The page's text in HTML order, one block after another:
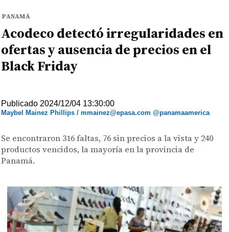
PANAMÁ
Acodeco detectó irregularidades en
ofertas y ausencia de precios en el
Black Friday
Publicado 2024/12/04 13:30:00
Maybel Mainez Phillips / mmainez@epasa.com @panamaamerica
Se encontraron 316 faltas, 76 sin precios a la vista y 240
productos vencidos, la mayoría en la provincia de
Panamá.